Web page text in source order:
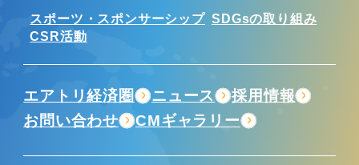
スポーツ・スポンサーシップ SDGsの取り組み
CSR活動
エアトリ経済圏 ニュース
採用情報
お問い合わせ
CMギャラリー